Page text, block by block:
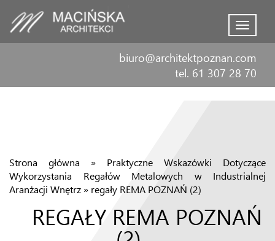
Menu
biuro@architektpoznan.com
tel. 61 307 28 70
Strona główna » Praktyczne Wskazówki Dotyczące
Wykorzystania Regałów Metalowych w Industrialnej
Aranżacji Wnętrz » regały REMA POZNAŃ (2)
REGAŁY REMA POZNAŃ